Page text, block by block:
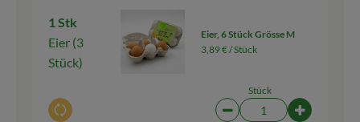
1 Stk
Eier (3
Stück)
Auswahl ändern
Eier, 6 Stück Grösse M
3,89 € /Stück
Stück
Artikelanzahl